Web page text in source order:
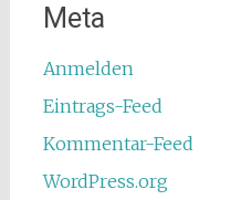
Meta
Anmelden
Eintrags-Feed
Kommentar-Feed
WordPress.org